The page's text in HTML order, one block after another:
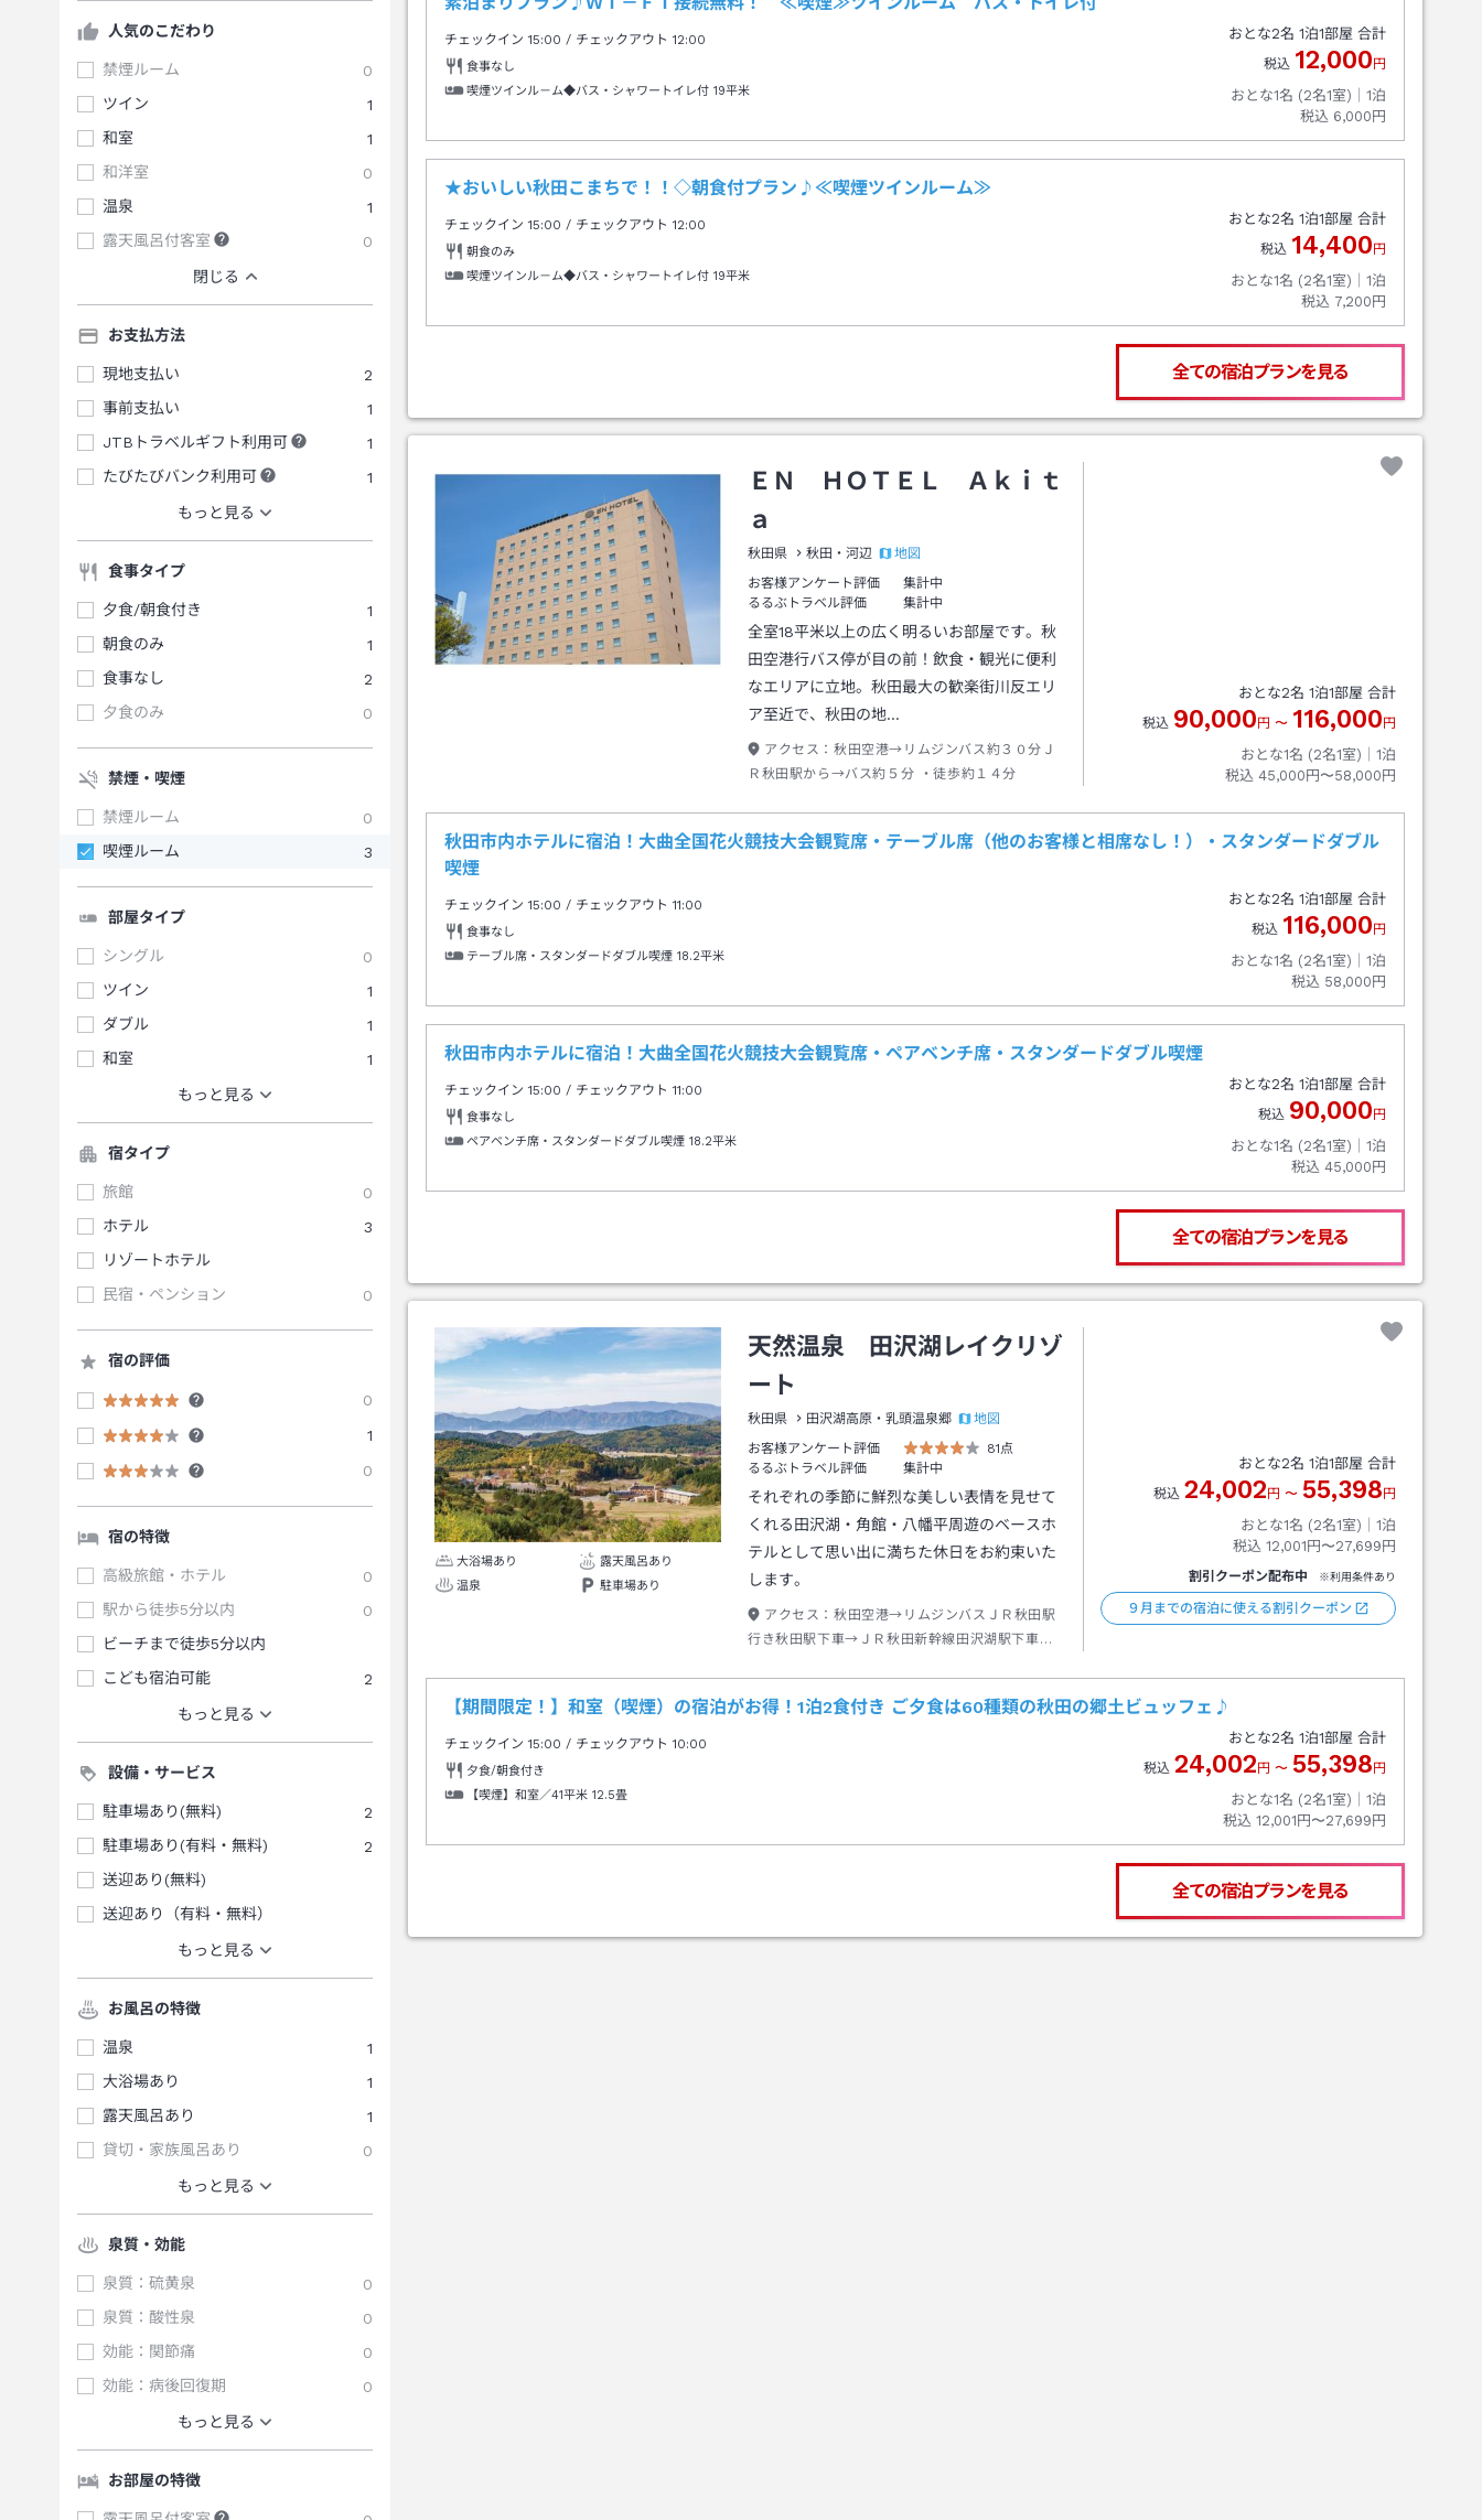
人気のこだわり
禁煙ルーム
0
ツイン
1
和室
1
和洋室
0
温泉
1
露天風呂付客室
0
閉じる
お支払方法
現地支払い
2
事前支払い
1
JTBトラベルギフト利用可
1
たびたびバンク利用可
1
もっと見る
食事タイプ
夕食/朝食付き
1
朝食のみ
1
食事なし
2
夕食のみ
0
禁煙・喫煙
禁煙ルーム
0
喫煙ルーム
3
部屋タイプ
シングル
0
ツイン
1
ダブル
1
和室
1
もっと見る
宿タイプ
旅館
0
ホテル
3
リゾートホテル
民宿・ペンション
0
宿の評価
0
1
0
宿の特徴
高級旅館・ホテル
0
駅から徒歩5分以内
0
ビーチまで徒歩5分以内
こども宿泊可能
2
もっと見る
設備・サービス
駐車場あり(無料)
2
駐車場あり(有料・無料)
2
送迎あり(無料)
送迎あり（有料・無料）
もっと見る
お風呂の特徴
温泉
1
大浴場あり
1
露天風呂あり
1
貸切・家族風呂あり
0
もっと見る
泉質・効能
泉質：硫黄泉
0
泉質：酸性泉
0
効能：関節痛
0
効能：病後回復期
0
もっと見る
お部屋の特徴
チェックイン15:00 / チェックアウト 12:00
食事なし
喫煙ツインル－ム◆バス・シャワートイレ付 19平米
おとな2名 1泊1部屋 合計
税込 12,000 円
おとな1名 (2名1室)｜ 1泊
税込 6,000円
★おいしい秋田こまちで！！◇朝食付プラン♪≪喫煙ツインルーム≫
チェックイン15:00 / チェックアウト 12:00
朝食のみ
喫煙ツインル－ム◆バス・シャワートイレ付 19平米
おとな2名 1泊1部屋 合計
税込 14,400 円
おとな1名 (2名1室)｜ 1泊
税込 7,200円
全ての宿泊プランを見る
ＥＮ ＨＯＴＥＬ Ａｋｉｔ
ａ
秋田県 秋田・河辺
地図
お客様アンケート評価
集計中
るるぶトラベル評価
集計中
全室18平米以上の広く明るいお部屋です。秋
田空港行バス停が目の前！飲食・観光に便利
なエリアに立地。秋田最大の歓楽街川反エリ
ア至近で、秋田の地…
アクセス： 秋田空港→リムジンバス約３０分Ｊ
Ｒ秋田駅から→バス約５分 ・徒歩約１４分
おとな2名 1泊1部屋 合計
税込 90,000 円 〜 116,000 円
おとな1名 (2名1室)｜ 1泊
税込 45,000円〜58,000円
秋田市内ホテルに宿泊！大曲全国花火競技大会観覧席・テーブル席（他のお客様と相席なし！）・スタンダードダブル
喫煙
チェックイン15:00 / チェックアウト 11:00
食事なし
テーブル席・スタンダードダブル喫煙 18.2平米
おとな2名 1泊1部屋 合計
税込 116,000 円
おとな1名 (2名1室)｜ 1泊
税込 58,000円
秋田市内ホテルに宿泊！大曲全国花火競技大会観覧席・ペアベンチ席・スタンダードダブル喫煙
チェックイン15:00 / チェックアウト 11:00
食事なし
ペアベンチ席・スタンダードダブル喫煙 18.2平米
おとな2名 1泊1部屋 合計
税込 90,000 円
おとな1名 (2名1室)｜ 1泊
税込 45,000円
全ての宿泊プランを見る
大浴場あり
露天風呂あり
温泉
駐車場あり
天然温泉 田沢湖レイクリゾ
ート
秋田県 田沢湖高原・乳頭温泉郷
地図
お客様アンケート評価
81点
るるぶトラベル評価
集計中
それぞれの季節に鮮烈な美しい表情を見せて
くれる田沢湖・角館・八幡平周遊のベースホ
テルとして思い出に満ちた休日をお約束いた
します。
アクセス： 秋田空港→リムジンバスＪＲ秋田駅
行き秋田駅下車→ＪＲ秋田新幹線田沢湖駅下車→
おとな2名 1泊1部屋 合計
税込 24,002 円 〜 55,398 円
おとな1名 (2名1室)｜ 1泊
税込 12,001円〜27,699円
割引クーポン配布中 ※利用条件あり
９月までの宿泊に使える割引クーポン
【期間限定！】和室（喫煙）の宿泊がお得！1泊2食付き ご夕食は60種類の秋田の郷土ビュッフェ♪
チェックイン15:00 / チェックアウト 10:00
夕食/朝食付き
【喫煙】和室／41平米 12.5畳
おとな2名 1泊1部屋 合計
税込 24,002 円 〜 55,398 円
おとな1名 (2名1室)｜ 1泊
税込 12,001円〜27,699円
全ての宿泊プランを見る